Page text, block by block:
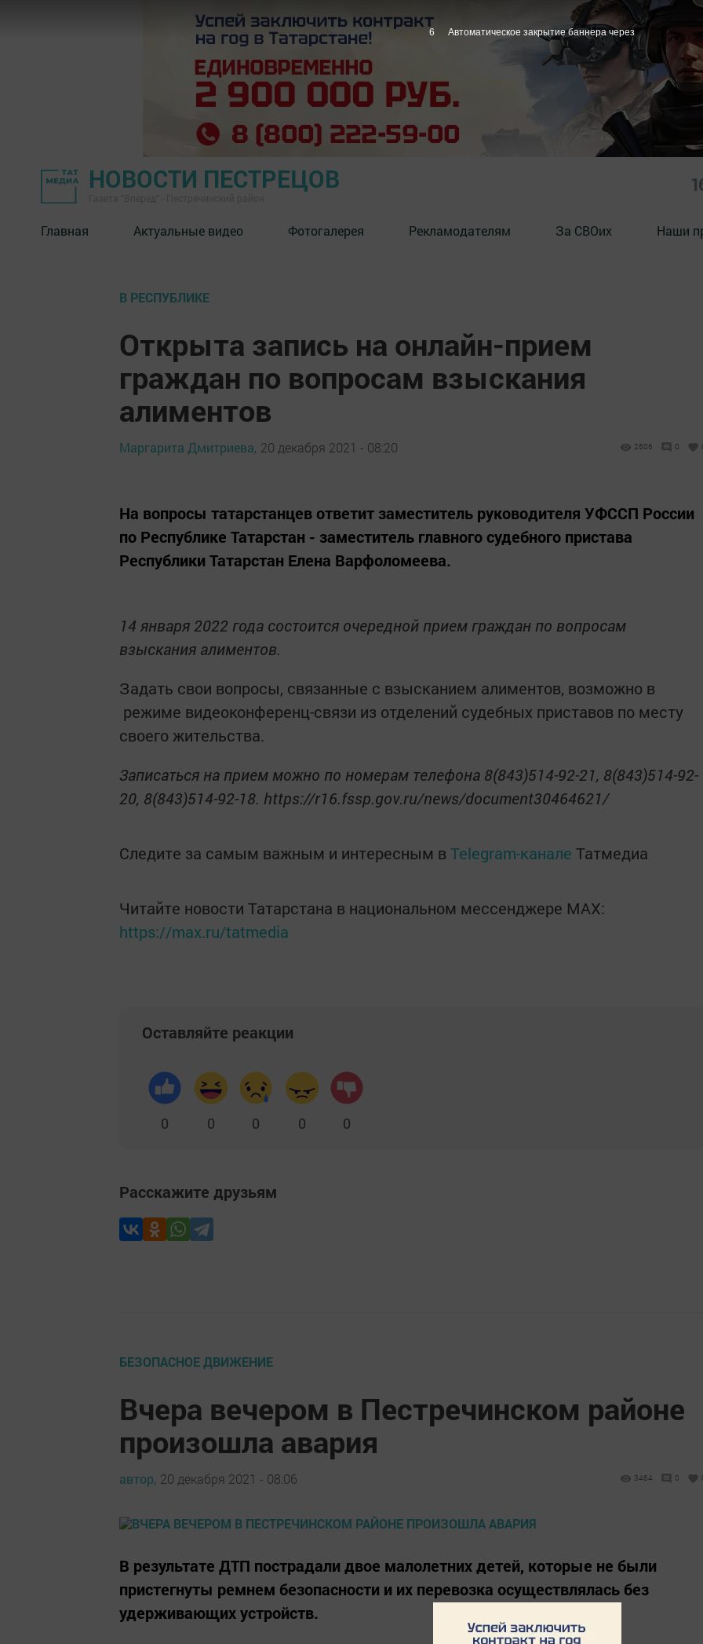
НОВОСТИ ПЕСТРЕЦОВ
Главная Актуальные видео Фотогалерея Рекламодателям За СВОих Наши
В РЕСПУБЛИКЕ
Открыта запись на онлайн-прием
граждан по вопросам взыскания
алиментов
Маргарита Дмитриева, 20 декабря 2021 - 08:20 2606 0
На вопросы татарстанцев ответит заместитель руководителя УФССП России
по Республике Татарстан - заместитель главного судебного пристава
Республики Татарстан Елена Варфоломеева.
14 января 2022 года состоится очередной прием граждан по вопросам
взыскания алиментов.
Задать свои вопросы, связанные с взысканием алиментов, возможно в
режиме видеоконференц-связи из отделений судебных приставов по месту
своего жительства.
Записаться на прием можно по номерам телефона 8(843)514-92-21, 8(843)514-92-
20, 8(843)514-92-18. https://r16.fssp.gov.ru/news/document30464621/
Следите за самым важным и интересным в Telegram-канале Татмедиа
Читайте новости Татарстана в национальном мессенджере MАХ:
https://max.ru/tatmedia
Оставляйте реакции
0 0 0 0 0
Расскажите друзьям
БЕЗОПАСНОЕ ДВИЖЕНИЕ
Вчера вечером в Пестречинском районе
произошла авария
автор, 20 декабря 2021 - 08:06 3464 0
В результате ДТП пострадали двое малолетних детей, которые не были
пристегнуты ремнем безопасности и их перевозка осуществлялась без
удерживающих устройств.
5 Автоматическое закрытие баннера через